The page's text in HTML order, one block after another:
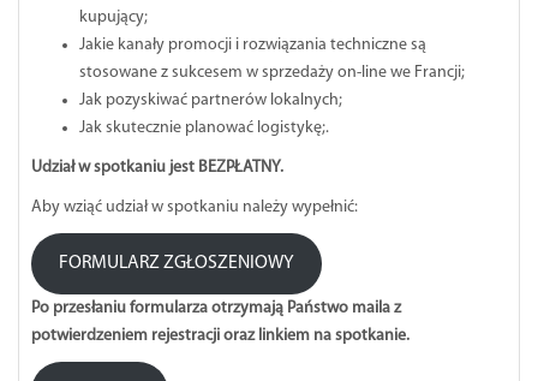
kupujący;
Jakie kanały promocji i rozwiązania techniczne są
stosowane z sukcesem w sprzedaży on-line we Francji;
Jak pozyskiwać partnerów lokalnych;
Jak skutecznie planować logistykę;.
Udział w spotkaniu jest BEZPŁATNY.
Aby wziąć udział w spotkaniu należy wypełnić:
FORMULARZ ZGŁOSZENIOWY
Po przesłaniu formularza otrzymają Państwo maila z
potwierdzeniem rejestracji oraz linkiem na spotkanie.